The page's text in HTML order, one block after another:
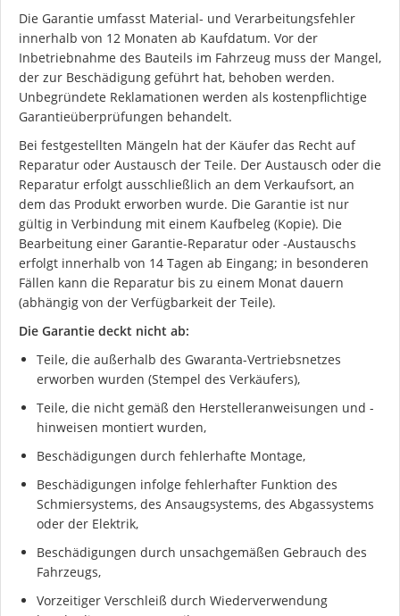
Die Garantie umfasst Material- und Verarbeitungsfehler
innerhalb von 12 Monaten ab Kaufdatum. Vor der
Inbetriebnahme des Bauteils im Fahrzeug muss der Mangel,
der zur Beschädigung geführt hat, behoben werden.
Unbegründete Reklamationen werden als kostenpflichtige
Garantieüberprüfungen behandelt.
Bei festgestellten Mängeln hat der Käufer das Recht auf
Reparatur oder Austausch der Teile. Der Austausch oder die
Reparatur erfolgt ausschließlich an dem Verkaufsort, an
dem das Produkt erworben wurde. Die Garantie ist nur
gültig in Verbindung mit einem Kaufbeleg (Kopie). Die
Bearbeitung einer Garantie-Reparatur oder -Austauschs
erfolgt innerhalb von 14 Tagen ab Eingang; in besonderen
Fällen kann die Reparatur bis zu einem Monat dauern
(abhängig von der Verfügbarkeit der Teile).
Die Garantie deckt nicht ab:
Teile, die außerhalb des Gwaranta-Vertriebsnetzes
erworben wurden (Stempel des Verkäufers),
Teile, die nicht gemäß den Herstelleranweisungen und -
hinweisen montiert wurden,
Beschädigungen durch fehlerhafte Montage,
Beschädigungen infolge fehlerhafter Funktion des
Schmiersystems, des Ansaugsystems, des Abgassystems
oder der Elektrik,
Beschädigungen durch unsachgemäßen Gebrauch des
Fahrzeugs,
Vorzeitiger Verschleiß durch Wiederverwendung